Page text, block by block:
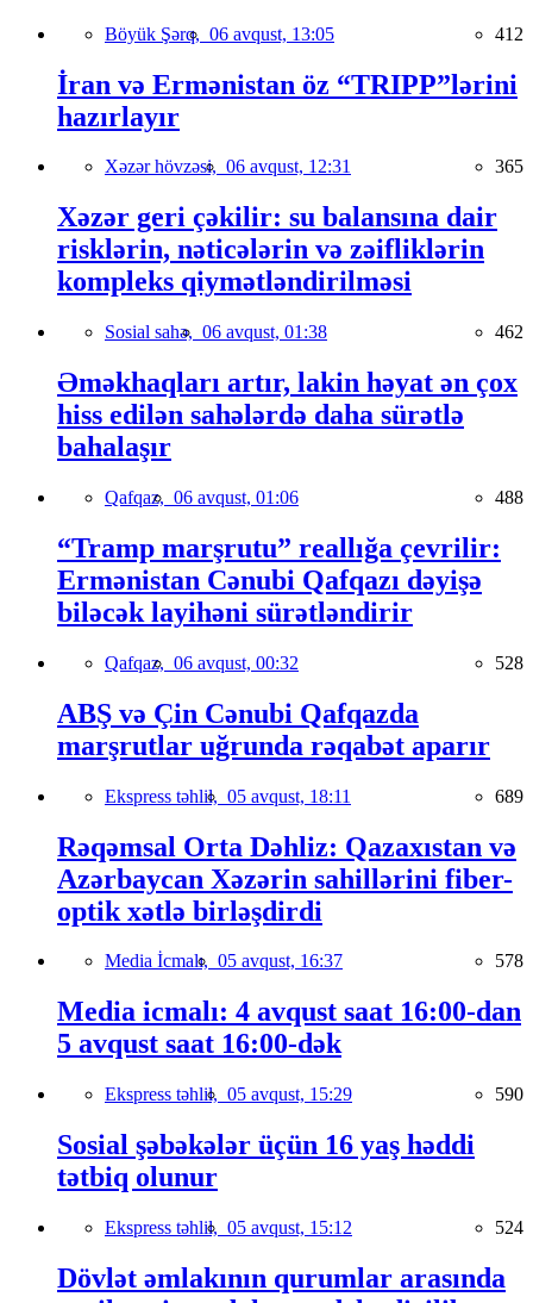
Böyük Şərq, 06 avqust, 13:05 412
İran və Ermənistan öz “TRIPP”lərini
hazırlayır
Xəzər hövzəsi, 06 avqust, 12:31 365
Xəzər geri çəkilir: su balansına dair
risklərin, nəticələrin və zəifliklərin
kompleks qiymətləndirilməsi
Sosial sahə, 06 avqust, 01:38 462
Əməkhaqları artır, lakin həyat ən çox
hiss edilən sahələrdə daha sürətlə
bahalaşır
Qafqaz, 06 avqust, 01:06 488
“Tramp marşrutu” reallığa çevrilir:
Ermənistan Cənubi Qafqazı dəyişə
biləcək layihəni sürətləndirir
Qafqaz, 06 avqust, 00:32 528
ABŞ və Çin Cənubi Qafqazda
marşrutlar uğrunda rəqabət aparır
Ekspress təhlil, 05 avqust, 18:11 689
Rəqəmsal Orta Dəhliz: Qazaxıstan və
Azərbaycan Xəzərin sahillərini fiber-
optik xətlə birləşdirdi
Media İcmalı, 05 avqust, 16:37 578
Media icmalı: 4 avqust saat 16:00-dan
5 avqust saat 16:00-dək
Ekspress təhlil, 05 avqust, 15:29 590
Sosial şəbəkələr üçün 16 yaş həddi
tətbiq olunur
Ekspress təhlil, 05 avqust, 15:12 524
Dövlət əmlakının qurumlar arasında